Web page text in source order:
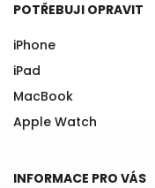
POTŘEBUJI OPRAVIT
iPhone
iPad
MacBook
Apple Watch
INFORMACE PRO VÁS